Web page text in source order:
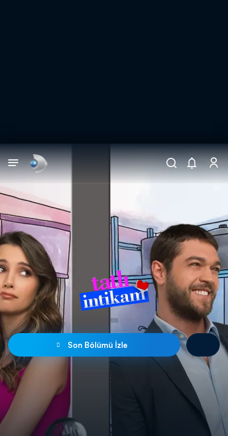
DİĞER SONUÇLAR
Son Bölümü İzle